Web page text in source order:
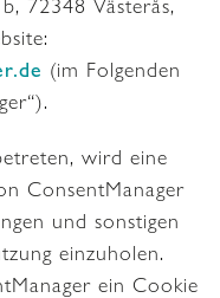
72348 Västerås,
(im Folgenden
wird eine
ConsentManager
und sonstigen
einzuholen.
ein Cookie